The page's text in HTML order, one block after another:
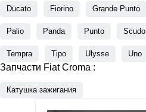
Ducato Fiorino Grande Punto
Palio Panda Punto Scudo
Tempra Tipo Ulysse Uno
Запчасти Fiat Croma :
Катушка зажигания